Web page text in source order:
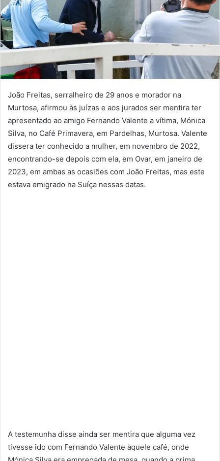
João Freitas, serralheiro de 29 anos e morador na
Murtosa, afirmou às juízas e aos jurados ser mentira ter
apresentado ao amigo Fernando Valente a vítima, Mónica
Silva, no Café Primavera, em Pardelhas, Murtosa. Valente
dissera ter conhecido a mulher, em novembro de 2022,
encontrando-se depois com ela, em Ovar, em janeiro de
2023, em ambas as ocasiões com João Freitas, mas este
estava emigrado na Suíça nessas datas.
A testemunha disse ainda ser mentira que alguma vez
tivesse ido com Fernando Valente àquele café, onde